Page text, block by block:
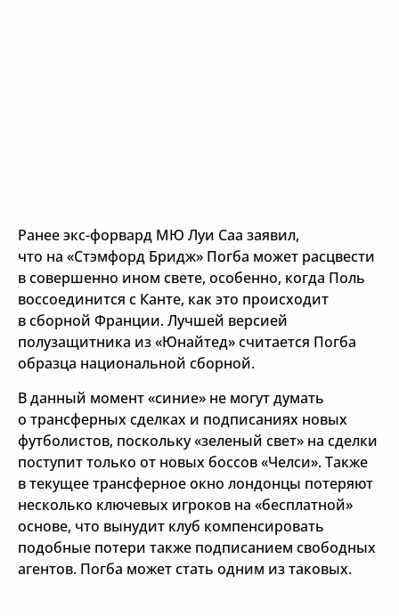
Ранее экс-форвард МЮ Луи Саа заявил,
что на «Стэмфорд Бридж» Погба может расцвести
в совершенно ином свете, особенно, когда Поль
воссоединится с Канте, как это происходит
в сборной Франции. Лучшей версией
полузащитника из «Юнайтед» считается Погба
образца национальной сборной.
В данный момент «синие» не могут думать
о трансферных сделках и подписаниях новых
футболистов, поскольку «зеленый свет» на сделки
поступит только от новых боссов «Челси». Также
в текущее трансферное окно лондонцы потеряют
несколько ключевых игроков на «бесплатной»
основе, что вынудит клуб компенсировать
подобные потери также подписанием свободных
агентов. Погба может стать одним из таковых.